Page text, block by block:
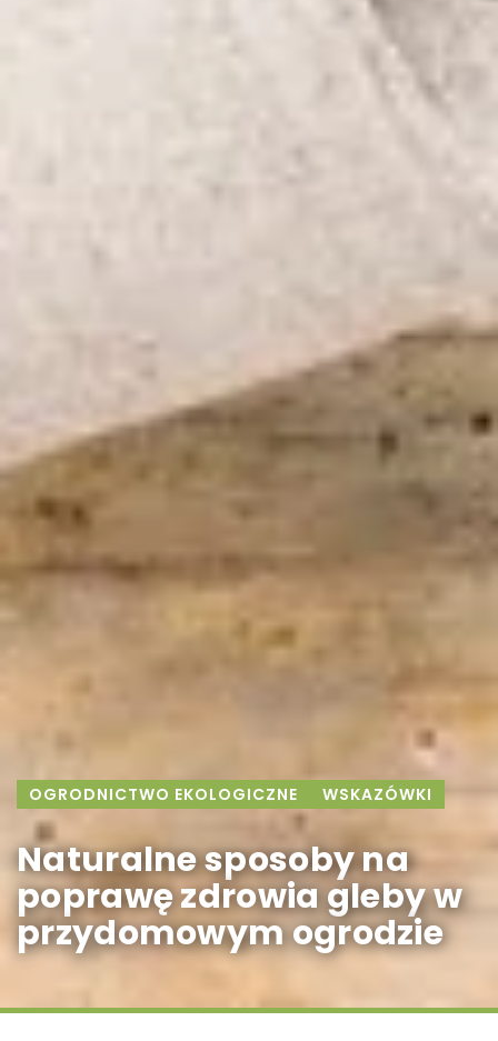
OGRODNICTWO EKOLOGICZNE WSKAZÓWKI
Naturalne sposoby na
poprawę zdrowia gleby w
przydomowym ogrodzie